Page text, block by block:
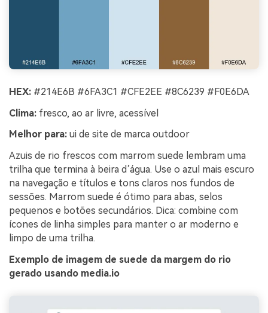
HEX: #214E6B #6FA3C1 #CFE2EE #8C6239 #F0E6DA
Clima: fresco, ao ar livre, acessível
Melhor para: ui de site de marca outdoor
Azuis de rio frescos com marrom suede lembram uma
trilha que termina à beira d’água. Use o azul mais escuro
na navegação e títulos e tons claros nos fundos de
sessões. Marrom suede é ótimo para abas, selos
pequenos e botões secundários. Dica: combine com
ícones de linha simples para manter o ar moderno e
limpo de uma trilha.
Exemplo de imagem de suede da margem do rio
gerado usando media.io